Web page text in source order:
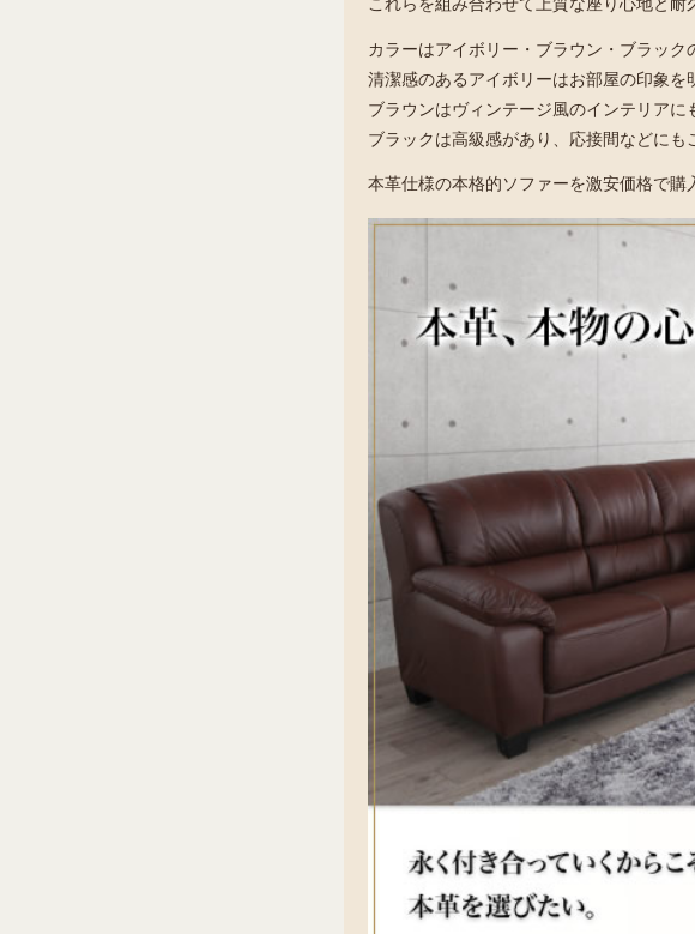
カラーはアイボリー・ブラウン・ブラック
清潔感のあるアイボリーはお部屋の印象を
ブラウンはヴィンテージ風のインテリアに
ブラックは高級感があり、応接間などにも
本革仕様の本格的ソファーを激安価格で購